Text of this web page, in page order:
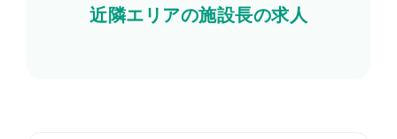
近隣エリアの施設長の求人